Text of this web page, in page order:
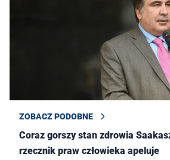
ZOBACZ PODOBNE
Coraz gorszy stan zdrowia
rzecznik praw człowieka apeluje